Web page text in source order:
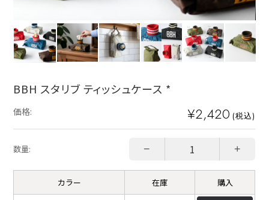
BBH スタリブ ティッシュケース *
価格: ¥2,420 (税込)
数量: − +
カラー 在庫 購入